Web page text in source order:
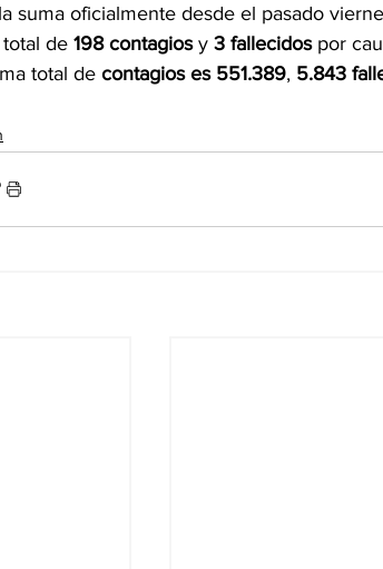
suma oficialmente desde el pasado
de 198 contagios y 3 fallecidos por
total de contagios es 551.389, 5.843